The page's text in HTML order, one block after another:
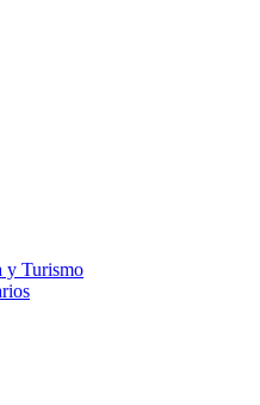
y Turismo